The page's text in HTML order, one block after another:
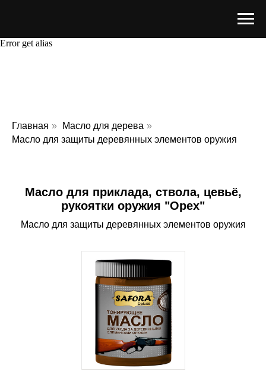
Error get alias
Главная » Масло для дерева »
Масло для защиты деревянных элементов оружия
Масло для приклада, ствола, цевьё,
рукоятки оружия "Орех"
Масло для защиты деревянных элементов оружия